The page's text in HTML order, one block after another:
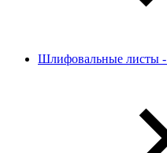
Шлифовальные листы -